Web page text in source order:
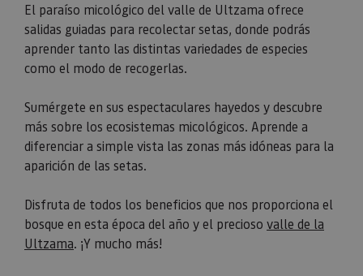
El paraíso micológico del valle de Ultzama ofrece
salidas guiadas para recolectar setas, donde podrás
aprender tanto las distintas variedades de especies
como el modo de recogerlas.⁣
Sumérgete en sus espectaculares hayedos y descubre
más sobre los ecosistemas micológicos. Aprende a
diferenciar a simple vista las zonas más idóneas para la
aparición de las setas. ⁣
Disfruta de todos los beneficios que nos proporciona el
bosque en esta época del año y el precioso valle de la
Ultzama. ¡Y mucho más!